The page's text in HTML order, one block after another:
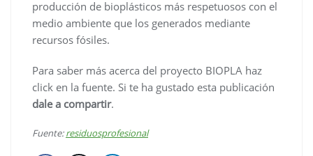
producción de bioplásticos más respetuosos con el
medio ambiente que los generados mediante
recursos fósiles.
Para saber más acerca del proyecto BIOPLA haz
click en la fuente. Si te ha gustado esta publicación
dale a compartir.
Fuente:residuosprofesional